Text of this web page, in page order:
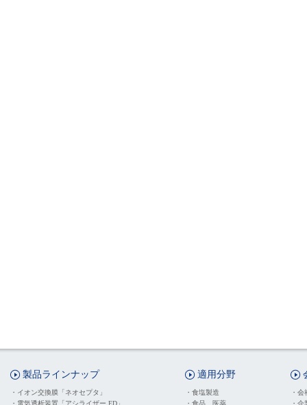
製品ラインナップ
・ イオン交換膜「ネオセプタ」
・ 電気透析装置「アシライザー ED」
適用分野
・ 食塩製造
・ 食品、医薬
・ 会
・ 企